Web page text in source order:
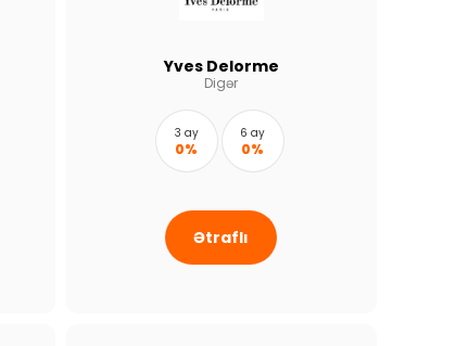
Yves Delorme
Digər
3 ay
0%
6 ay
0%
Ətraflı